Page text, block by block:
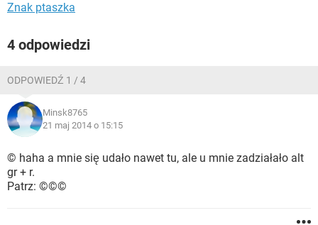
Znak ptaszka
4 odpowiedzi
ODPOWIEDŹ 1 / 4
Minsk8765
21 maj 2014 o 15:15
© haha a mnie się udało nawet tu, ale u mnie zadziałało alt
gr + r.
Patrz: ©©©